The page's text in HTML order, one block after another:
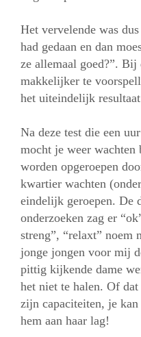
Het vervelende was
had gedaan en dan
ze allemaal goed?”. Bij
makkelijker te
het uiteindelijk
Na deze test die een
mocht je weer wachten
worden opgeroepen
kwartier wachten
eindelijk geroepen. De
onderzoeken zag er
streng”, “relaxt” noem
jonge jongen voor mij
pittig kijkende dame
het niet te halen. Of
zijn capaciteiten, je
hem aan haar lag!